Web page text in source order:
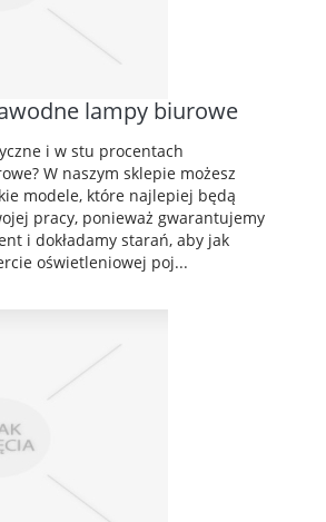
lampy biurowe
i w stu procentach
W naszym sklepie możesz
modele, które najlepiej będą
pracy, ponieważ gwarantujemy
i dokładamy starań, aby jak
oświetleniowej poj...